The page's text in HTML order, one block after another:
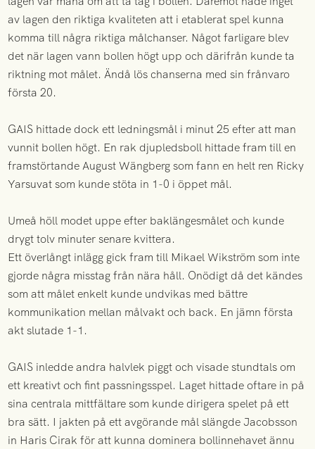
av lagen den riktiga kvaliteten att i etablerat spel kunna
komma till några riktiga målchanser. Något farligare blev
det när lagen vann bollen högt upp och därifrån kunde ta
riktning mot målet. Ändå lös chanserna med sin frånvaro
första 20.
GAIS hittade dock ett ledningsmål i minut 25 efter att man
vunnit bollen högt. En rak djupledsboll hittade fram till en
framstörtande August Wängberg som fann en helt ren Ricky
Yarsuvat som kunde stöta in 1-0 i öppet mål.
Umeå höll modet uppe efter baklängesmålet och kunde
drygt tolv minuter senare kvittera.
Ett överlångt inlägg gick fram till Mikael Wikström som inte
gjorde några misstag från nära håll. Onödigt då det kändes
som att målet enkelt kunde undvikas med bättre
kommunikation mellan målvakt och back. En jämn första
akt slutade 1-1.
GAIS inledde andra halvlek piggt och visade stundtals om
ett kreativt och fint passningsspel. Laget hittade oftare in på
sina centrala mittfältare som kunde dirigera spelet på ett
bra sätt. I jakten på ett avgörande mål slängde Jacobsson
in Haris Cirak för att kunna dominera bollinnehavet ännu